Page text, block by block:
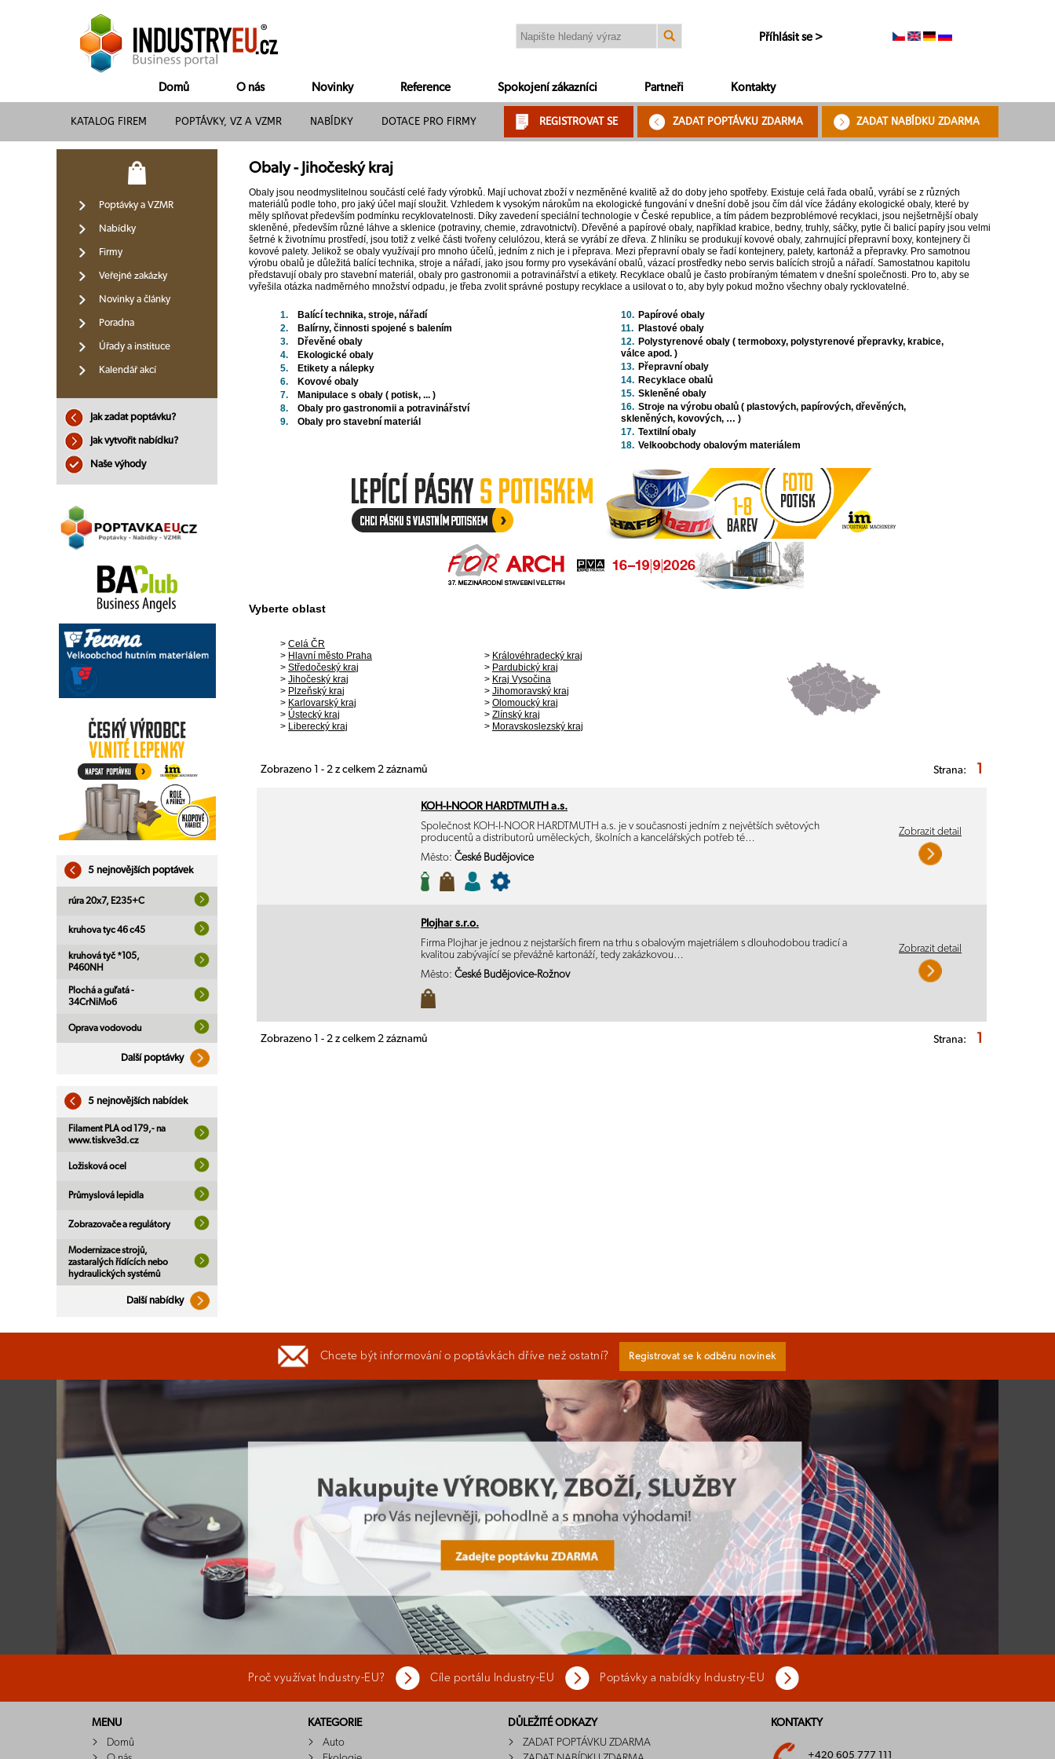
Příhlásit se >
Domů O nás Novinky Reference Spokojení zákazníci Partneři Kontakty
KATALOG FIREM POPTÁVKY, VZ A VZMR NABÍDKY DOTACE PRO FIRMY REGISTROVAT SE ZADAT POPTÁVKU ZDARMA ZADAT NABÍDKU ZDARMA
Poptávky a VZMR
Nabídky
Firmy
Veřejné zakázky
Novinky a články
Poradna
Úřady a instituce
Kalendář akcí
Jak zadat poptávku?
Jak vytvořit nabídku?
Naše výhody
5 nejnovějších poptávek
rúra 20x7, E235+C
kruhova tyc 46 c45
kruhová tyč *105,
P460NH
Plochá a guľatá -
34CrNiMo6
Oprava vodovodu
Další poptávky
5 nejnovějších nabídek
Filament PLA od 179,- na
www.tiskve3d.cz
Ložisková ocel
Průmyslová lepidla
Zobrazovače a regulátory
Modernizace strojů,
zastaralých řídících nebo
hydraulických systémů
Další nabídky
Obaly - Jihočeský kraj
Obaly jsou neodmyslitelnou součástí celé řady výrobků. Mají uchovat zboží v nezměněné kvalitě až do doby jeho spotřeby. Existuje celá řada obalů, vyrábí se z různých
materiálů podle toho, pro jaký účel mají sloužit. Vzhledem k vysokým nárokům na ekologické fungování v dnešní době jsou čím dál více žádány ekologické obaly, které by
měly splňovat především podmínku recyklovatelnosti. Díky zavedení speciální technologie v České republice, a tím pádem bezproblémové recyklaci, jsou nejšetrnější obaly
skleněné, především různé láhve a sklenice (potraviny, chemie, zdravotnictví). Dřevěné a papírové obaly, například krabice, bedny, truhly, sáčky, pytle či balicí papíry jsou velmi
šetrné k životnímu prostředí, jsou totiž z velké části tvořeny celulózou, která se vyrábí ze dřeva. Z hliníku se produkují kovové obaly, zahrnující přepravní boxy, kontejnery či
kovové palety. Jelikož se obaly využívají pro mnoho účelů, jedním z nich je i přeprava. Mezi přepravní obaly se řadí kontejnery, palety, kartonáž a přepravky. Pro samotnou
výrobu obalů je důležitá balící technika, stroje a nářadí, jako jsou formy pro vysekávání obalů, vázací prostředky nebo servis balících strojů a nářadí. Samostatnou kapitolu
představují obaly pro stavební materiál, obaly pro gastronomii a potravinářství a etikety. Recyklace obalů je často probíraným tématem v dnešní společnosti. Pro to, aby se
vyřešila otázka nadměrného množství odpadu, je třeba zvolit správné postupy recyklace a usilovat o to, aby byly pokud možno všechny obaly rycklovatelné.
1.
Balící technika, stroje, nářadí
2.
Balírny, činnosti spojené s balením
3.
Dřevěné obaly
4.
Ekologické obaly
5.
Etikety a nálepky
6.
Kovové obaly
7.
Manipulace s obaly ( potisk, ... )
8.
Obaly pro gastronomii a potravinářství
9.
Obaly pro stavební materiál
10. Papírové obaly
11. Plastové obaly
12. Polystyrenové obaly ( termoboxy, polystyrenové přepravky, krabice,
válce apod. )
13. Přepravní obaly
14. Recyklace obalů
15. Skleněné obaly
16. Stroje na výrobu obalů ( plastových, papírových, dřevěných,
skleněných, kovových, … )
17. Textilní obaly
18. Velkoobchody obalovým materiálem
Vyberte oblast
> Celá ČR
> Hlavní město Praha
> Středočeský kraj
> Jihočeský kraj
> Plzeňský kraj
> Karlovarský kraj
> Ústecký kraj
> Liberecký kraj
> Královéhradecký kraj
> Pardubický kraj
> Kraj Vysočina
> Jihomoravský kraj
> Olomoucký kraj
> Zlínský kraj
> Moravskoslezský kraj
Zobrazeno 1 - 2 z celkem 2 záznamů Strana: 1
KOH-I-NOOR HARDTMUTH a.s.
Společnost KOH-I-NOOR HARDTMUTH a.s. je v současnosti jedním z největších světových
producentů a distributorů uměleckých, školních a kancelářských potřeb té…
Město: České Budějovice
Zobrazit detail
Plojhar s.r.o.
Firma Plojhar je jednou z nejstarších firem na trhu s obalovým majetriálem s dlouhodobou tradicí a
kvalitou zabývající se převážně kartonáží, tedy zakázkovou…
Město: České Budějovice-Rožnov
Zobrazit detail
Zobrazeno 1 - 2 z celkem 2 záznamů Strana: 1
Chcete být informování o poptávkách dříve než ostatní? Registrovat se k odběru novinek
Proč využívat Industry-EU? Cíle portálu Industry-EU Poptávky a nabídky Industry-EU
MENU
Domů
KATEGORIE
Auto
DŮLEŽITÉ ODKAZY
ZADAT POPTÁVKU ZDARMA
KONTAKTY
+420 605 777 111